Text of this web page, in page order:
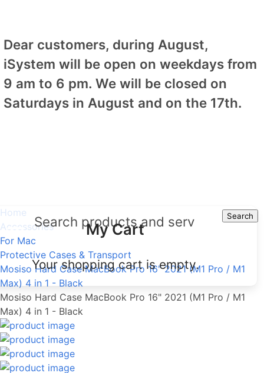
Dear customers, during August,
iSystem will be open on weekdays from
9 am to 6 pm. We will be closed on
Saturdays in August and on the 17th.
Search
My Cart
Your shopping cart is empty.
Home
Accessories
For Mac
Protective Cases & Transport
Mosiso Hard Case MacBook Pro 16" 2021 (M1 Pro / M1
Max) 4 in 1 - Black
Mosiso Hard Case MacBook Pro 16" 2021 (M1 Pro / M1
Max) 4 in 1 - Black